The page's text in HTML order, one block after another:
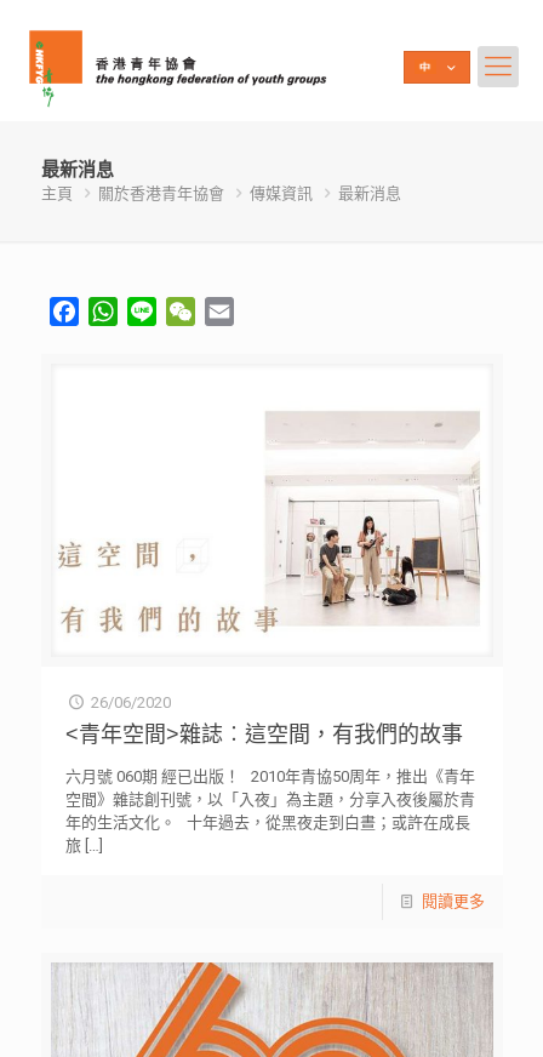
最新消息
主頁 關於香港青年協會 傳媒資訊 最新消息
FacebookWhatsApp
Line WeChat
26/06/2020
<青年空間>雜誌︰這空間，有我們的故事
六月號 060期 經已出版！ 2010年青協50周年，推出《青年
空間》雜誌創刊號，以「入夜」為主題，分享入夜後屬於青
年的生活文化。 十年過去，從黑夜走到白晝；或許在成長
旅[…]
閱讀更多